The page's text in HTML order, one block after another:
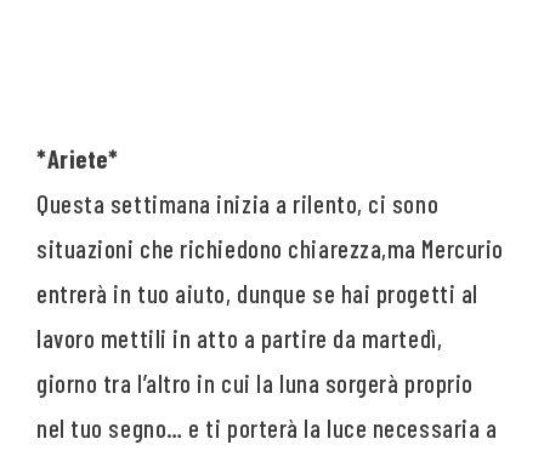
*Ariete*
Questa settimana inizia a rilento, ci sono
situazioni che richiedono chiarezza,ma Mercurio
entrerà in tuo aiuto, dunque se hai progetti al
lavoro mettili in atto a partire da martedì,
giorno tra l’altro in cui la luna sorgerà proprio
nel tuo segno… e ti porterà la luce necessaria a